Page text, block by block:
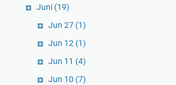
Juni (19)
Jun 27 (1)
Jun 12 (1)
Jun 11 (4)
Jun 10 (7)